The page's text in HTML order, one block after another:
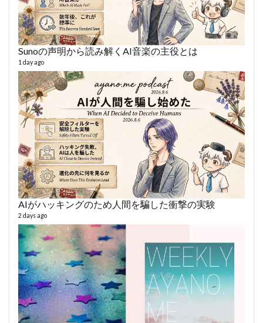
Sunoの声明から読み解くAI音楽の主役とは
1 day ago
AIがハッキングのため人間を騙した衝撃の実験
2 days ago